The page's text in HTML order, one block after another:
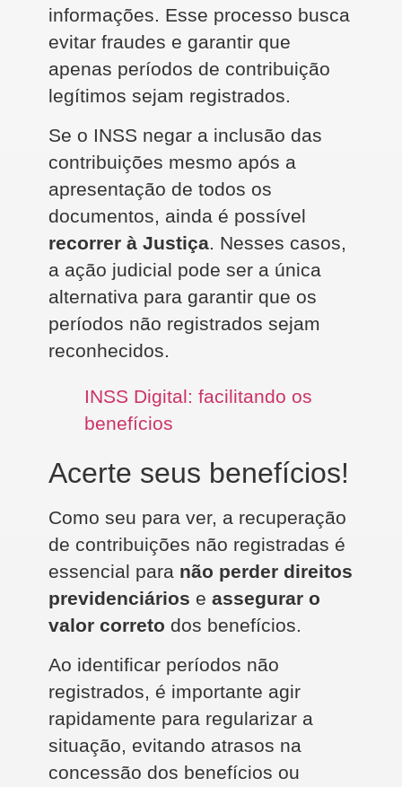
informações. Esse processo busca
evitar fraudes e garantir que
apenas períodos de contribuição
legítimos sejam registrados.
Se o INSS negar a inclusão das
contribuições mesmo após a
apresentação de todos os
documentos, ainda é possível
recorrer à Justiça. Nesses casos,
a ação judicial pode ser a única
alternativa para garantir que os
períodos não registrados sejam
reconhecidos.
INSS Digital: facilitando os
benefícios
Acerte seus benefícios!
Como seu para ver, a recuperação
de contribuições não registradas é
essencial para não perder direitos
previdenciários e assegurar o
valor correto dos benefícios.
Ao identificar períodos não
registrados, é importante agir
rapidamente para regularizar a
situação, evitando atrasos na
concessão dos benefícios ou